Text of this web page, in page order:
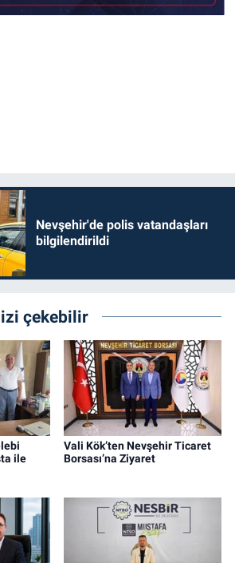
Nevşehir'de polis vatandaşları
bilgilendirildi
çekebilir
ile
Vali Kök’ten Nevşehir Ticaret
Borsası’na Ziyaret